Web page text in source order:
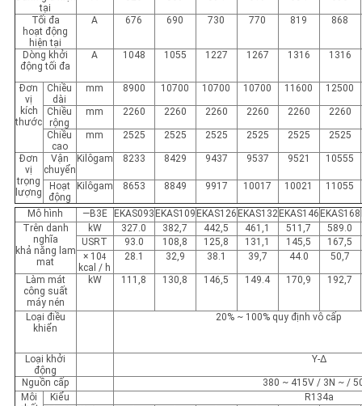
tại
Tối đa
hoạt động
hiện tại
A 676 690 730 770 819 868
Dòng khởi
động tối đa
A 1048 1055 1227 1267 1316 1316
Đơn
vị
kích
thước
Chiều
dài
mm 8900 10700 10700 10700 11600 12500
Chiều
rộng
mm 2260 2260 2260 2260 2260 2260
Chiều
cao
mm 2525 2525 2525 2525 2525 2525
Đơn
vị
trọng
lượng
Vận
chuyển
Kilôgam 8233 8429 9437 9537 9521 10555
Hoạt
động
Kilôgam 8653 8849 9917 10017 10021 11055
Mô hình —B3E EKAS093 EKAS109 EKAS126 EKAS132 EKAS146 EKAS168
Trên danh
nghĩa
khả năng lam
mat
kW 327.0 382,7 442,5 461,1 511,7
589.0
USRT
93.0 108,8 125,8 131,1 145,5
167,5
× 104
kcal / h
28.1 32,9 38.1 39,7 44.0 50,7
Làm mát
công suất
máy nén
kW 111,8 130,8 146,5 149.4 170,9 192,7
Loại điều
khiển
20% ~ 100% quy định vô cấp
Loại khởi
động
Y-Δ
Nguồn cấp
380 ~ 415V / 3N ~ /
Môi
Kiểu
R134a